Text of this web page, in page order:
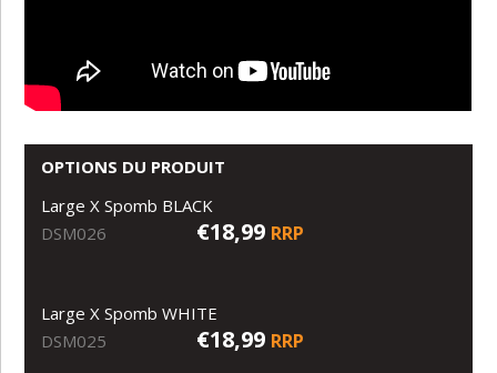
OPTIONS DU PRODUIT
Large X Spomb BLACK
DSM026
€18,99 RRP
Large X Spomb WHITE
DSM025
€18,99 RRP